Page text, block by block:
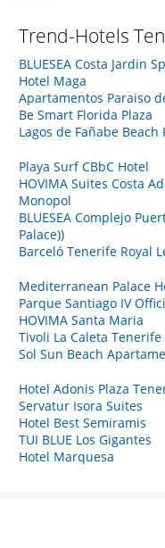
Trend-Hotels
BLUESEA Costa Jardin
Hotel Maga
Apartamentos Paraiso
Be Smart Florida Plaza
Lagos de Fañabe Beach
Playa Surf CBbC Hotel
HOVIMA Suites Costa
Monopol
BLUESEA Complejo
Palace))
Barceló Tenerife Royal
Mediterranean Palace
Parque Santiago IV
HOVIMA Santa Maria
Tivoli La Caleta Tenerife
Sol Sun Beach
Hotel Adonis Plaza
Servatur Isora Suites
Hotel Best Semiramis
TUI BLUE Los Gigantes
Hotel Marquesa